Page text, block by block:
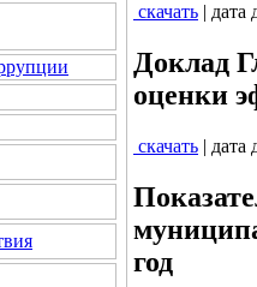
скачать | дата
Доклад
оценки
скачать | дата
год